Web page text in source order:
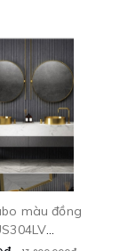
màu đồng